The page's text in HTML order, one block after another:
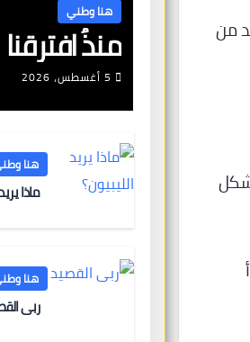
من
هنا وطني
منذُ افترقنا
5 أغسطس، 2026
هنا
ماذا
هنا
ربى